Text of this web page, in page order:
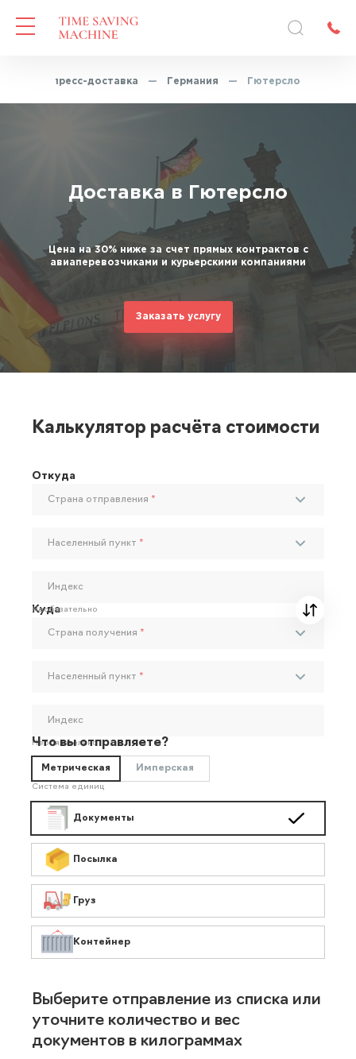
Экспресс-доставка — Германия — Гютерсло
Доставка в Гютерсло
Цена на 30% ниже за счет прямых контрактов с
авиаперевозчиками и курьерскими компаниями
Заказать услугу
Калькулятор расчёта стоимости
Откуда
Страна отправления *
Населенный пункт *
Индекс
Необязательно
Куда
Страна получения *
Населенный пункт *
Индекс
Необязательно
Что вы отправляете?
Метрическая Имперская
Система единиц
Документы
Посылка
Груз
Контейнер
Выберите отправление из списка или
уточните количество и вес
документов в килограммах